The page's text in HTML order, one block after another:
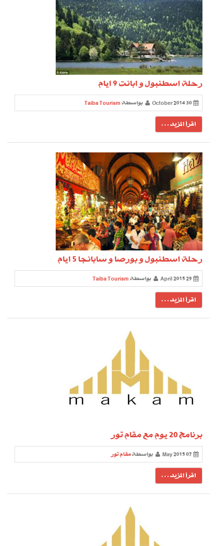
رحلة اسطنبول و ابانت 9 ايام
30 October 2014 بواسطةTaiba Tourism
اقرأ المزيد . . .
رحلة اسطنبول و بورصا و سابانجا 5 ايام
29 April 2015 بواسطةTaiba Tourism
اقرأ المزيد . . .
برنامج 20 يوم مع مقام تور
07 May 2015 بواسطةمقام تور
اقرأ المزيد . . .